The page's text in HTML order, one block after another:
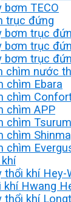
bơm TECO
trục đứng
bơm trục
bơm trục
bơm trục
chìm nước
chìm Ebara
chìm
chìm APP
chìm
chìm
chìm
thổi khí Hey-
khí Hwang
thổi khí